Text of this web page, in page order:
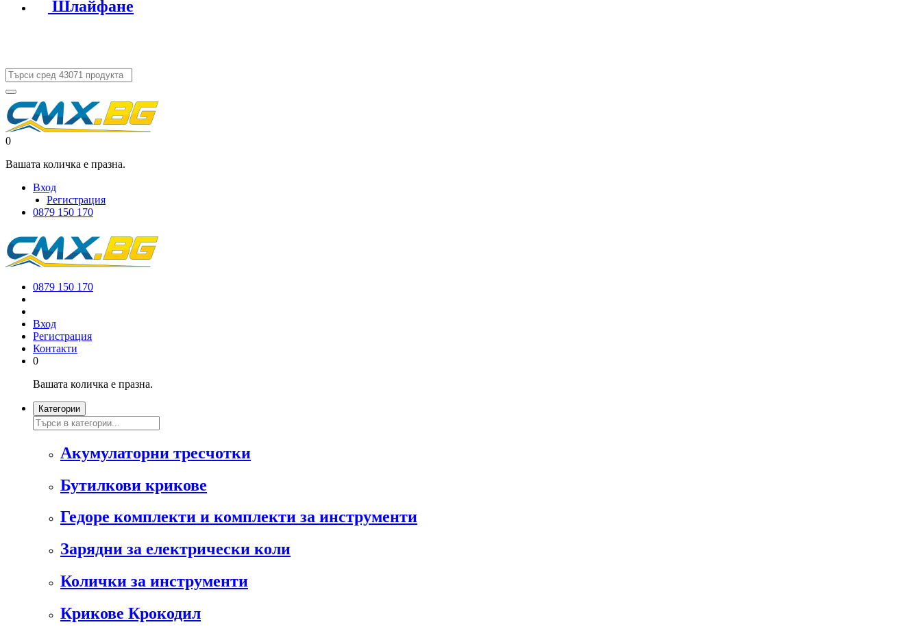
Шлайфане
0
Вашата количка е празна.
Вход
Регистрация
0879 150 170
0879 150 170
Вход
Регистрация
Контакти
0
Вашата количка е празна.
Категории
Акумулаторни тресчотки
Бутилкови крикове
Гедоре комплекти и комплекти за инструменти
Зарядни за електрически коли
Колички за инструменти
Крикове Крокодил